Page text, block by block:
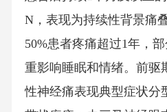
N，表现为持续性背景痛
50%患者疼痛超过1年，
重影响睡眠和情绪。前驱
性神经痛表现典型症状分